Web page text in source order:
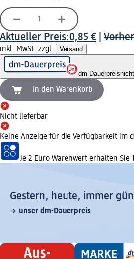
Aktueller Preis:0,85 €
inkl. MwSt. zzgl. Versand
dm-Dauerpreis
In den Warenkorb
Nicht lieferbar
Keine Anzeige für die Verfügbarkeit im
Je 2 Euro Warenwert erhalten Sie
Gestern, heute, immer
unser dm-Dauerpreis